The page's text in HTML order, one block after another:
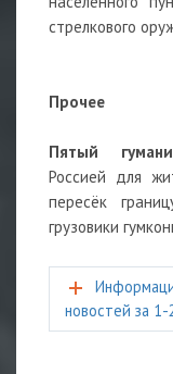
стрелкового
Прочее
Пятый
Россией для
пересёк
грузовики
новостей за 1-